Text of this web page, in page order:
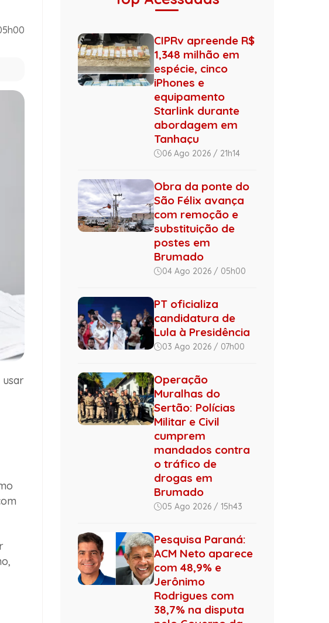
CIPRv apreende R$
1,348 milhão em
espécie, cinco
iPhones e
equipamento
Starlink durante
abordagem em
Tanhaçu
06 Ago 2026 / 21h14
Obra da ponte do
São Félix avança
com remoção e
substituição de
postes em
Brumado
04 Ago 2026 / 05h00
PT oficializa
candidatura de
Lula à Presidência
03 Ago 2026 / 07h00
Operação
Muralhas do
Sertão: Polícias
Militar e Civil
cumprem
mandados contra
o tráfico de
drogas em
Brumado
05 Ago 2026 / 15h43
Pesquisa Paraná:
ACM Neto aparece
com 48,9% e
Jerônimo
Rodrigues com
38,7% na disputa